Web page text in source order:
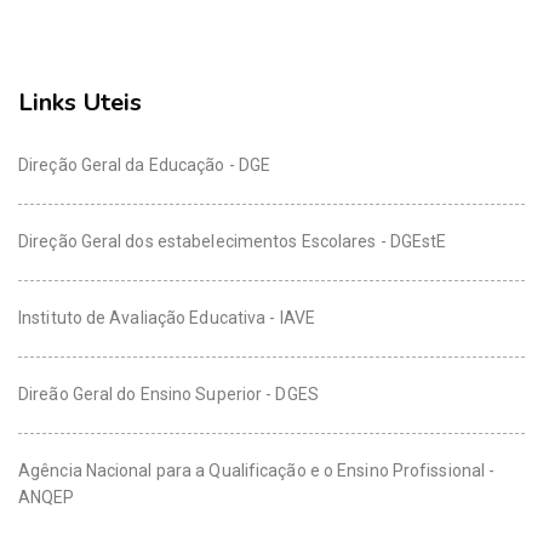
Links Uteis
Direção Geral da Educação - DGE
Direção Geral dos estabelecimentos Escolares - DGEstE
Instituto de Avaliação Educativa - IAVE
Direão Geral do Ensino Superior - DGES
Agência Nacional para a Qualificação e o Ensino Profissional -
ANQEP